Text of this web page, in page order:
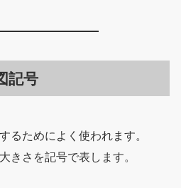
記号
るためによく使われます。
きさを記号で表します。